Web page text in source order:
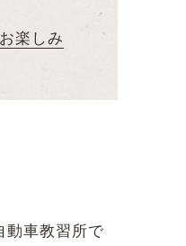
楽しみ
動車教習所で